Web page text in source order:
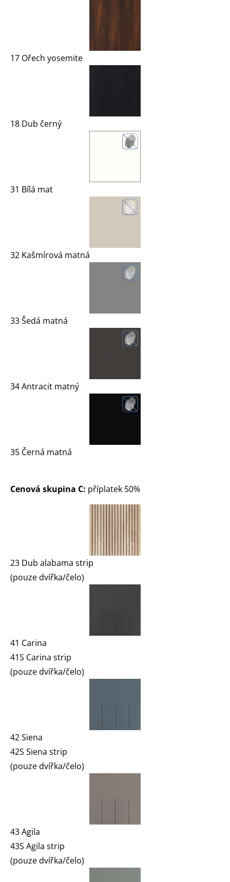
17 Ořech yosemite
18 Dub černý
31 Bílá mat
32 Kašmírová matná
33 Šedá matná
34 Antracit matný
35 Černá matná
Cenová skupina C: příplatek 50%
23 Dub alabama strip
(pouze dvířka/čelo)
41 Carina
41S Carina strip
(pouze dvířka/čelo)
42 Siena
42S Siena strip
(pouze dvířka/čelo)
43 Agila
43S Agila strip
(pouze dvířka/čelo)